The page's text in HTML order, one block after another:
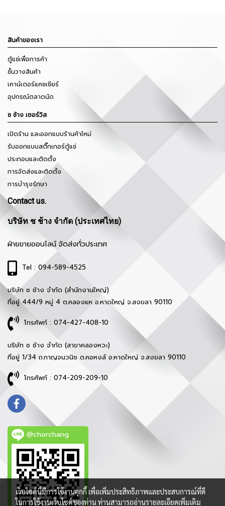
สินค้าของเรา
ตู้แช่เพื่อการค้า
ชั้นวางสินค้า
เคาน์เตอร์แคชเชียร์
อุปกรณ์ตลาดนัด
ช ช้าง เซอร์วิส
เปิดร้าน และออกแบบร้านค้าใหม่
รับออกแบบสติ๊กเกอร์ตู้แช่
ประกอบและติดตั้ง
การจัดส่งและติดตั้ง
การบำรุงรักษา
Contact us.
บริษัท ช ช้าง จำกัด (ประเทศไทย)
ฝ่ายขายออนไลน์ จัดส่งทั่วประเทศ
Tel : 094-589-4525
บริษัท ช ช้าง จำกัด (สำนักงานใหญ่)
ที่อยู่ 444/9 หมู่ 4 ต.คลองแห อ.หาดใหญ่ จ.สงขลา 90110
โทรศัพท์ : 074-427-408-10
บริษัท ช ช้าง จำกัด (สาขาคลองหวะ)
ที่อยู่ 1/34 ถ.กาญจนวนิช ต.คอหงส์ อ.หาดใหญ่ จ.สงขลา 90110
โทรศัพท์ : 074-209-209-10
@chorchang
เว็บไซต์นี้มีการใช้งานคุกกี้ เพื่อเพิ่มประสิทธิภาพและประสบการณ์ที่ดี
ในการใช้งานเว็บไซต์ของท่าน ท่านสามารถอ่านรายละเอียดเพิ่มเติม